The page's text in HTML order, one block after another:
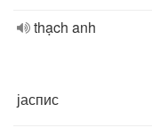
thạch anh
јаспис